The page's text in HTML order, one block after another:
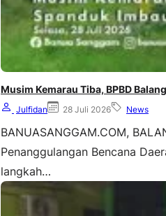
Musim Kemarau Tiba, BPBD
Julfidan 28 Juli 2026 News
BANUASANGGAM.COM,
Penanggulangan Bencana
langkah…